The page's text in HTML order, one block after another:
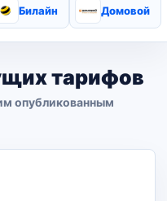
Билайн Домовой
тарифов
опубликованным